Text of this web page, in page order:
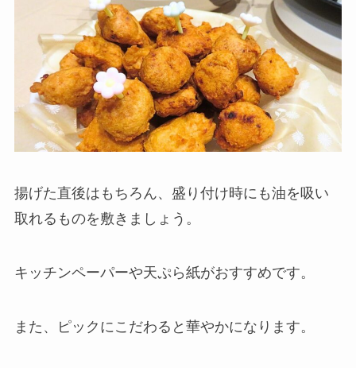
揚げた直後はもちろん、盛り付け時にも油を吸い
取れるものを敷きましょう。
キッチンペーパーや天ぷら紙がおすすめです。
また、ピックにこだわると華やかになります。